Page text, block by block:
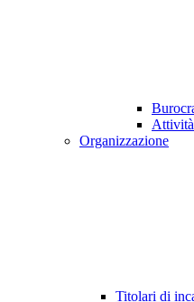
Organizzazione
Titolari di